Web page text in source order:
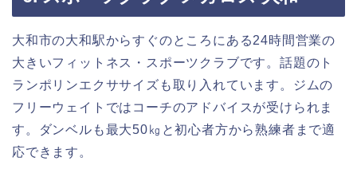
大和市の大和駅からすぐのところにある24時間営業の
大きいフィットネス・スポーツクラブです。話題のト
ランポリンエクササイズも取り入れています。ジムの
フリーウェイトではコーチのアドバイスが受けられま
す。ダンベルも最大50㎏と初心者方から熟練者まで適
応できます。